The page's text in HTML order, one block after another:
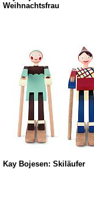
Weihnachtsfrau
Kay Bojesen: Skiläufer